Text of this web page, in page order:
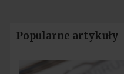
Popularne artykuły